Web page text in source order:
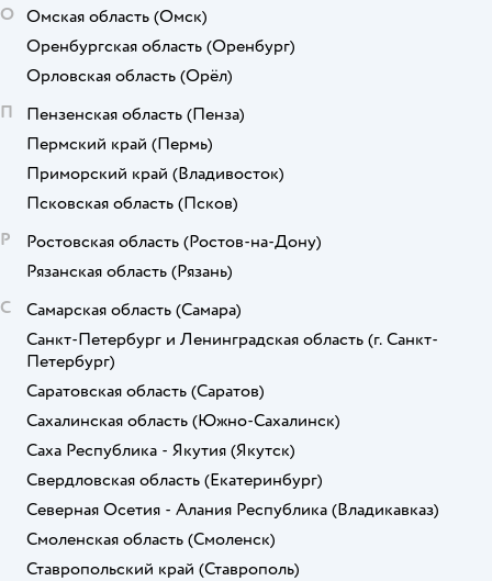
О Омская область (Омск)
Оренбургская область (Оренбург)
Орловская область (Орёл)
П
Пензенская область (Пенза)
Пермский край (Пермь)
Приморский край (Владивосток)
Псковская область (Псков)
Р
Ростовская область (Ростов-на-Дону)
Рязанская область (Рязань)
С
Самарская область (Самара)
Санкт-Петербург и Ленинградская область (г. Санкт-
Петербург)
Саратовская область (Саратов)
Сахалинская область (Южно-Сахалинск)
Саха Республика - Якутия (Якутск)
Свердловская область (Екатеринбург)
Северная Осетия - Алания Республика (Владикавказ)
Смоленская область (Смоленск)
Ставропольский край (Ставрополь)